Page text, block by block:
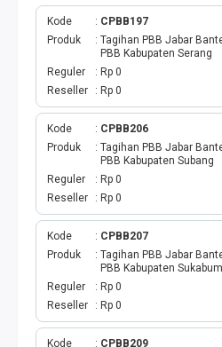
Kode
CPBB197
Produk
Tagihan PBB Jabar
PBB Kabupaten Serang
Reguler
Rp 0
Reseller
Rp 0
Kode
CPBB206
Produk
Tagihan PBB Jabar
PBB Kabupaten Subang
Reguler
Rp 0
Reseller
Rp 0
Kode
CPBB207
Produk
Tagihan PBB Jabar
PBB Kabupaten
Reguler
Rp 0
Reseller
Rp 0
Kode
CPBB209